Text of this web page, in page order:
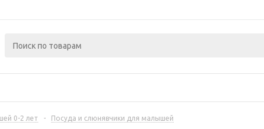
0-2 лет - Посуда и слюнявчики для малышей